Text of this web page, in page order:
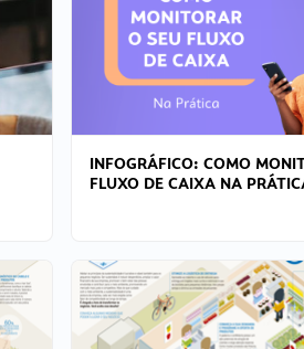
INFOGRÁFICO: COMO
FLUXO DE CAIXA NA